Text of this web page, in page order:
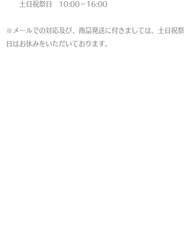
土日祝祭日 10:00－16:00
※メールでの対応及び、商品発送に付きましては、土日祝祭
日はお休みをいただいております。